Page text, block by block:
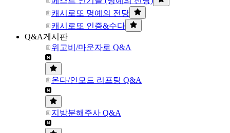
캐시로또 명예의 전당
캐시로또 인증&수다
Q&A게시판
위고비/마운자로 Q&A
온다/인모드 리프팅 Q&A
지방분해주사 Q&A